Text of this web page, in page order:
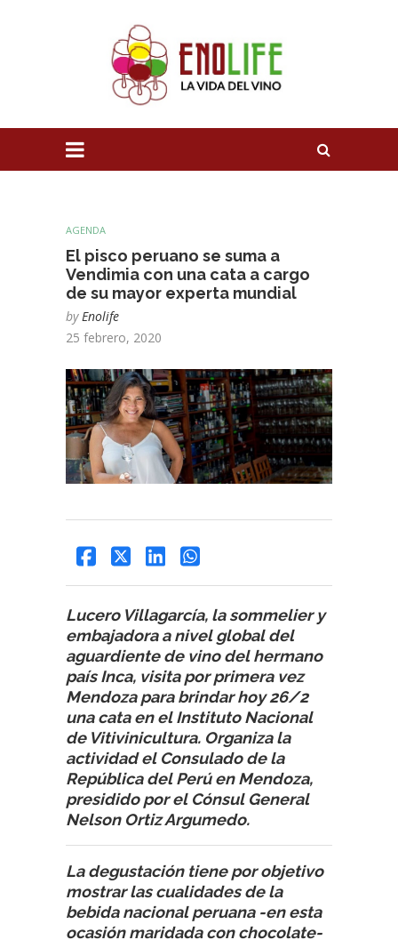
AGENDA
El pisco peruano se suma a
Vendimia con una cata a cargo
de su mayor experta mundial
by Enolife
25 febrero, 2020
Lucero Villagarcía, la sommelier y
embajadora a nivel global del
aguardiente de vino del hermano
país Inca, visita por primera vez
Mendoza para brindar hoy 26/2
una cata en el Instituto Nacional
de Vitivinicultura. Organiza la
actividad el Consulado de la
República del Perú en Mendoza,
presidido por el Cónsul General
Nelson Ortiz Argumedo.
La degustación tiene por objetivo
mostrar las cualidades de la
bebida nacional peruana -en esta
ocasión maridada con chocolate-